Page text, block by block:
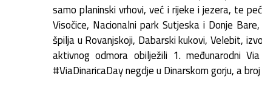
samo planinski vrhovi, već i rijeke i jezera, te
Visočice, Nacionalni park Sutjeska i Donje
špilja u Rovanjskoji, Dabarski kukovi, Velebit,
aktivnog odmora obilježili 1. međunarodni
#ViaDinaricaDay negdje u Dinarskom gorju, a